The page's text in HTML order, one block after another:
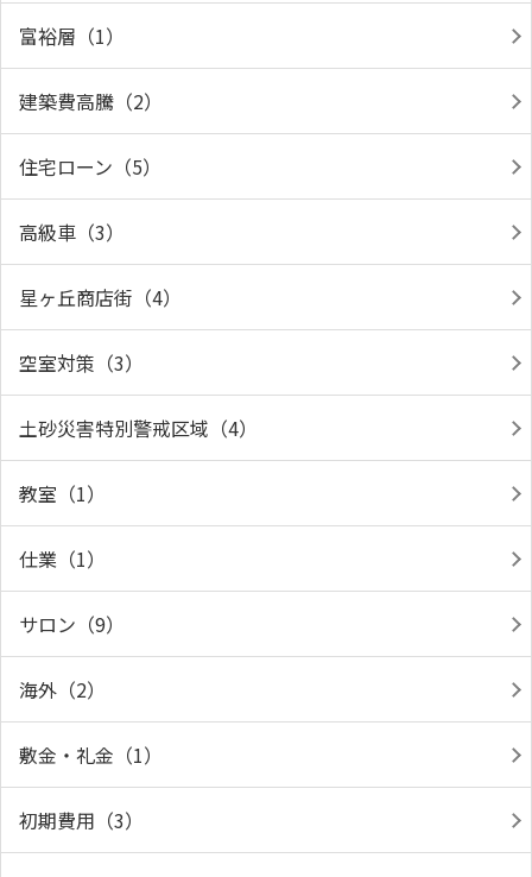
富裕層（1）
建築費高騰（2）
住宅ローン（5）
高級車（3）
星ヶ丘商店街（4）
空室対策（3）
土砂災害特別警戒区域（4）
教室（1）
仕業（1）
サロン（9）
海外（2）
敷金・礼金（1）
初期費用（3）